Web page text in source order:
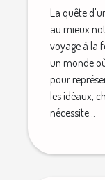
La quête
au mieux
voyage à la
un monde
pour
les idéaux,
nécessite...